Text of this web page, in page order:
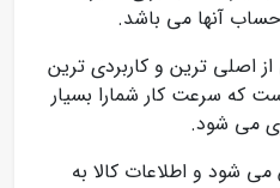
حساب آنها می باشد.
از اصلی ترین و کاربردی ترین
که سرعت کار شمارا بسیار
می شود.
شود و اطلاعات کالا به